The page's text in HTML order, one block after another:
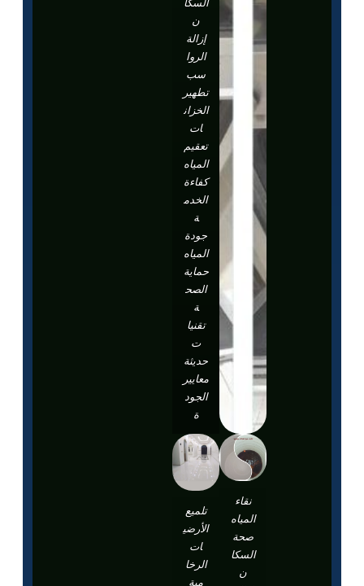
إزالة
الروا
سب
تطهير
الخزان
ات
تعقيم
المياه
كفاءة
الخدم
جودة
المياه
حماية
الصح
تقنيا
حديثة
معايير
الجود
نقاء
المياه
صحة
السكا
تلميع
الأرضي
ات
الرخا
مية